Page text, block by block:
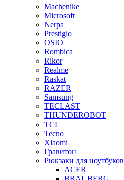
Machenike
Microsoft
Nerpa
Prestigio
OSIO
Rombica
Rikor
Realme
Raskat
RAZER
Samsung
TECLAST
THUNDEROBOT
TCL
Tecno
Xiaomi
Гравитон
Рюкзаки для ноутбуков
ACER